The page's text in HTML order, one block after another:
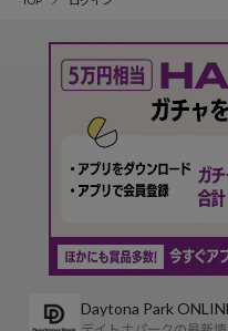
Daytona Park